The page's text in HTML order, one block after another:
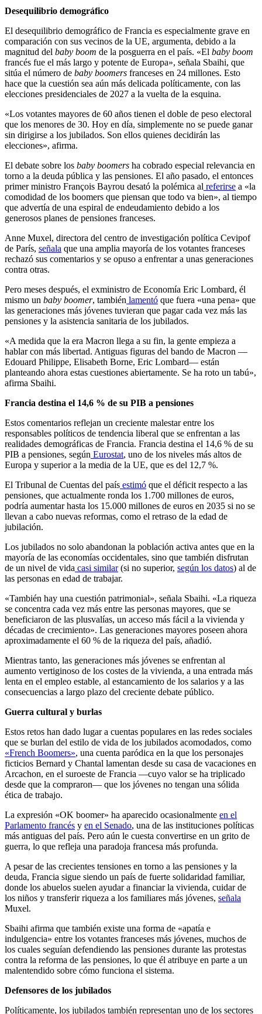
Desequilibrio demográfico
El desequilibrio demográfico de Francia es especialmente grave en
comparación con sus vecinos de la UE, argumenta, debido a la
magnitud del baby boom de la posguerra en el país. «El baby boom
francés fue el más largo y potente de Europa», señala Sbaihi, que
sitúa el número de baby boomers franceses en 24 millones. Esto
hace que la cuestión sea aún más delicada políticamente, con las
elecciones presidenciales de 2027 a la vuelta de la esquina.
«Los votantes mayores de 60 años tienen el doble de peso electoral
que los menores de 30. Hoy en día, simplemente no se puede ganar
sin dirigirse a los jubilados. Son ellos quienes decidirán las
elecciones», afirma.
El debate sobre los baby boomers ha cobrado especial relevancia en
torno a la deuda pública y las pensiones. El año pasado, el entonces
primer ministro François Bayrou desató la polémica al referirse a «la
comodidad de los boomers que piensan que todo va bien», al tiempo
que advertía de una espiral de endeudamiento debido a los
generosos planes de pensiones franceses.
Anne Muxel, directora del centro de investigación política Cevipof
de París, señala que una amplia mayoría de los votantes franceses
rechazó sus comentarios y se opuso a enfrentar a unas generaciones
contra otras.
Pero meses después, el exministro de Economía Eric Lombard, él
mismo un baby boomer, también lamentó que fuera «una pena» que
las generaciones más jóvenes tuvieran que pagar cada vez más las
pensiones y la asistencia sanitaria de los jubilados.
«A medida que la era Macron llega a su fin, la gente empieza a
hablar con más libertad. Antiguas figuras del bando de Macron —
Edouard Philippe, Elisabeth Borne, Eric Lombard— están
planteando ahora estas cuestiones abiertamente. Se ha roto un tabú»,
afirma Sbaihi.
Francia destina el 14,6 % de su PIB a pensiones
Estos comentarios reflejan un creciente malestar entre los
responsables políticos de tendencia liberal que se enfrentan a las
realidades demográficas de Francia. Francia destina el 14,6 % de su
PIB a pensiones, según Eurostat, uno de los niveles más altos de
Europa y superior a la media de la UE, que es del 12,7 %.
El Tribunal de Cuentas del país estimó que el déficit respecto a las
pensiones, que actualmente ronda los 1.700 millones de euros,
podría aumentar hasta los 15.000 millones de euros en 2035 si no se
llevan a cabo nuevas reformas, como el retraso de la edad de
jubilación.
Los jubilados no solo abandonan la población activa antes que en la
mayoría de las economías occidentales, sino que también disfrutan
de un nivel de vida casi similar(si no superior, según los datos) al de
las personas en edad de trabajar.
«También hay una cuestión patrimonial», señala Sbaihi. «La riqueza
se concentra cada vez más entre las personas mayores, que se
beneficiaron de las plusvalías, un acceso más fácil a la vivienda y
décadas de crecimiento». Las generaciones mayores poseen ahora
aproximadamente el 60 % de la riqueza del país, añadió.
Mientras tanto, las generaciones más jóvenes se enfrentan al
aumento vertiginoso de los costes de la vivienda, a una entrada más
lenta en el empleo estable, al estancamiento de los salarios y a las
consecuencias a largo plazo del creciente debate público.
Guerra cultural y burlas
Estos retos han dado lugar a cuentas populares en las redes sociales
que se burlan del estilo de vida de los jubilados acomodados, como
«French Boomers», una cuenta paródica en la que los personajes
ficticios Bernard y Chantal lamentan desde su casa de vacaciones en
Arcachon, en el suroeste de Francia —cuyo valor se ha triplicado
desde que la compraron— que los jóvenes no tengan una sólida
ética de trabajo.
La expresión «OK boomer» ha aparecido ocasionalmente en el
Parlamento francés y en el Senado, una de las instituciones políticas
más antiguas del país. Pero aún le cuesta convertirse en un grito de
guerra, lo que refleja una paradoja francesa más profunda.
A pesar de las crecientes tensiones en torno a las pensiones y la
deuda, Francia sigue siendo un país de fuerte solidaridad familiar,
donde los abuelos suelen ayudar a financiar la vivienda, cuidar de
los niños y transferir riqueza a los familiares más jóvenes, señala
Muxel.
Sbaihi afirma que también existe una forma de «apatía e
indulgencia» entre los votantes franceses más jóvenes, muchos de
los cuales seguían defendiendo las pensiones durante las protestas
contra la reforma de las pensiones, lo que él atribuye en parte a un
malentendido sobre cómo funciona el sistema.
Defensores de los jubilados
Políticamente, los jubilados también representan uno de los sectores